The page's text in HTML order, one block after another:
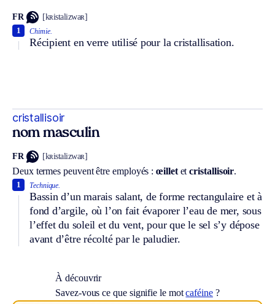
FR [kʀistalizwaʀ]
Chimie.
Récipient en verre utilisé pour la cristallisation.
1
cristallisoir
nom masculin
FR [kʀistalizwaʀ]
Deux termes peuvent être employés :œilletetcristallisoir.
Technique.
Bassin d’un marais salant, de forme rectangulaire et à
fond d’argile, où l’on fait évaporer l’eau de mer, sous
l’effet du soleil et du vent, pour que le sel s’y dépose
avant d’être récolté par le paludier.
1
À découvrir
Savez-vous ce que signifie le motcaféine?